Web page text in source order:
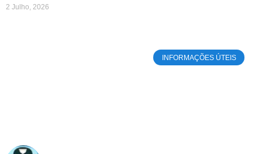
2 Julho, 2026
INFORMAÇÕES ÚTEIS